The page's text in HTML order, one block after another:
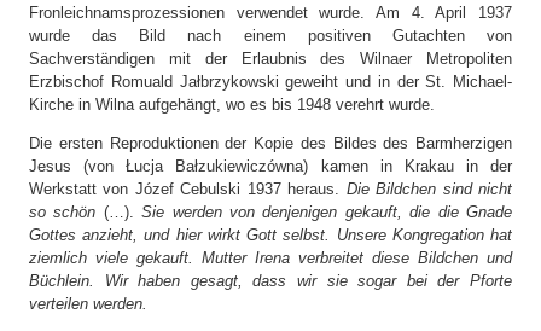
Fronleichnamsprozessionen verwendet wurde. Am 4. April 1937
wurde das Bild nach einem positiven Gutachten von
Sachverständigen mit der Erlaubnis des Wilnaer Metropoliten
Erzbischof Romuald Jałbrzykowski geweiht und in der St. Michael-
Kirche in Wilna aufgehängt, wo es bis 1948 verehrt wurde.
Die ersten Reproduktionen der Kopie des Bildes des Barmherzigen
Jesus (von Łucja Bałzukiewiczówna) kamen in Krakau in der
Werkstatt von Józef Cebulski 1937 heraus. Die Bildchen sind nicht
so schön (…).Sie werden von denjenigen gekauft, die die Gnade
Gottes anzieht, und hier wirkt Gott selbst. Unsere Kongregation hat
ziemlich viele gekauft. Mutter Irena verbreitet diese Bildchen und
Büchlein. Wir haben gesagt, dass wir sie sogar bei der Pforte
verteilen werden.